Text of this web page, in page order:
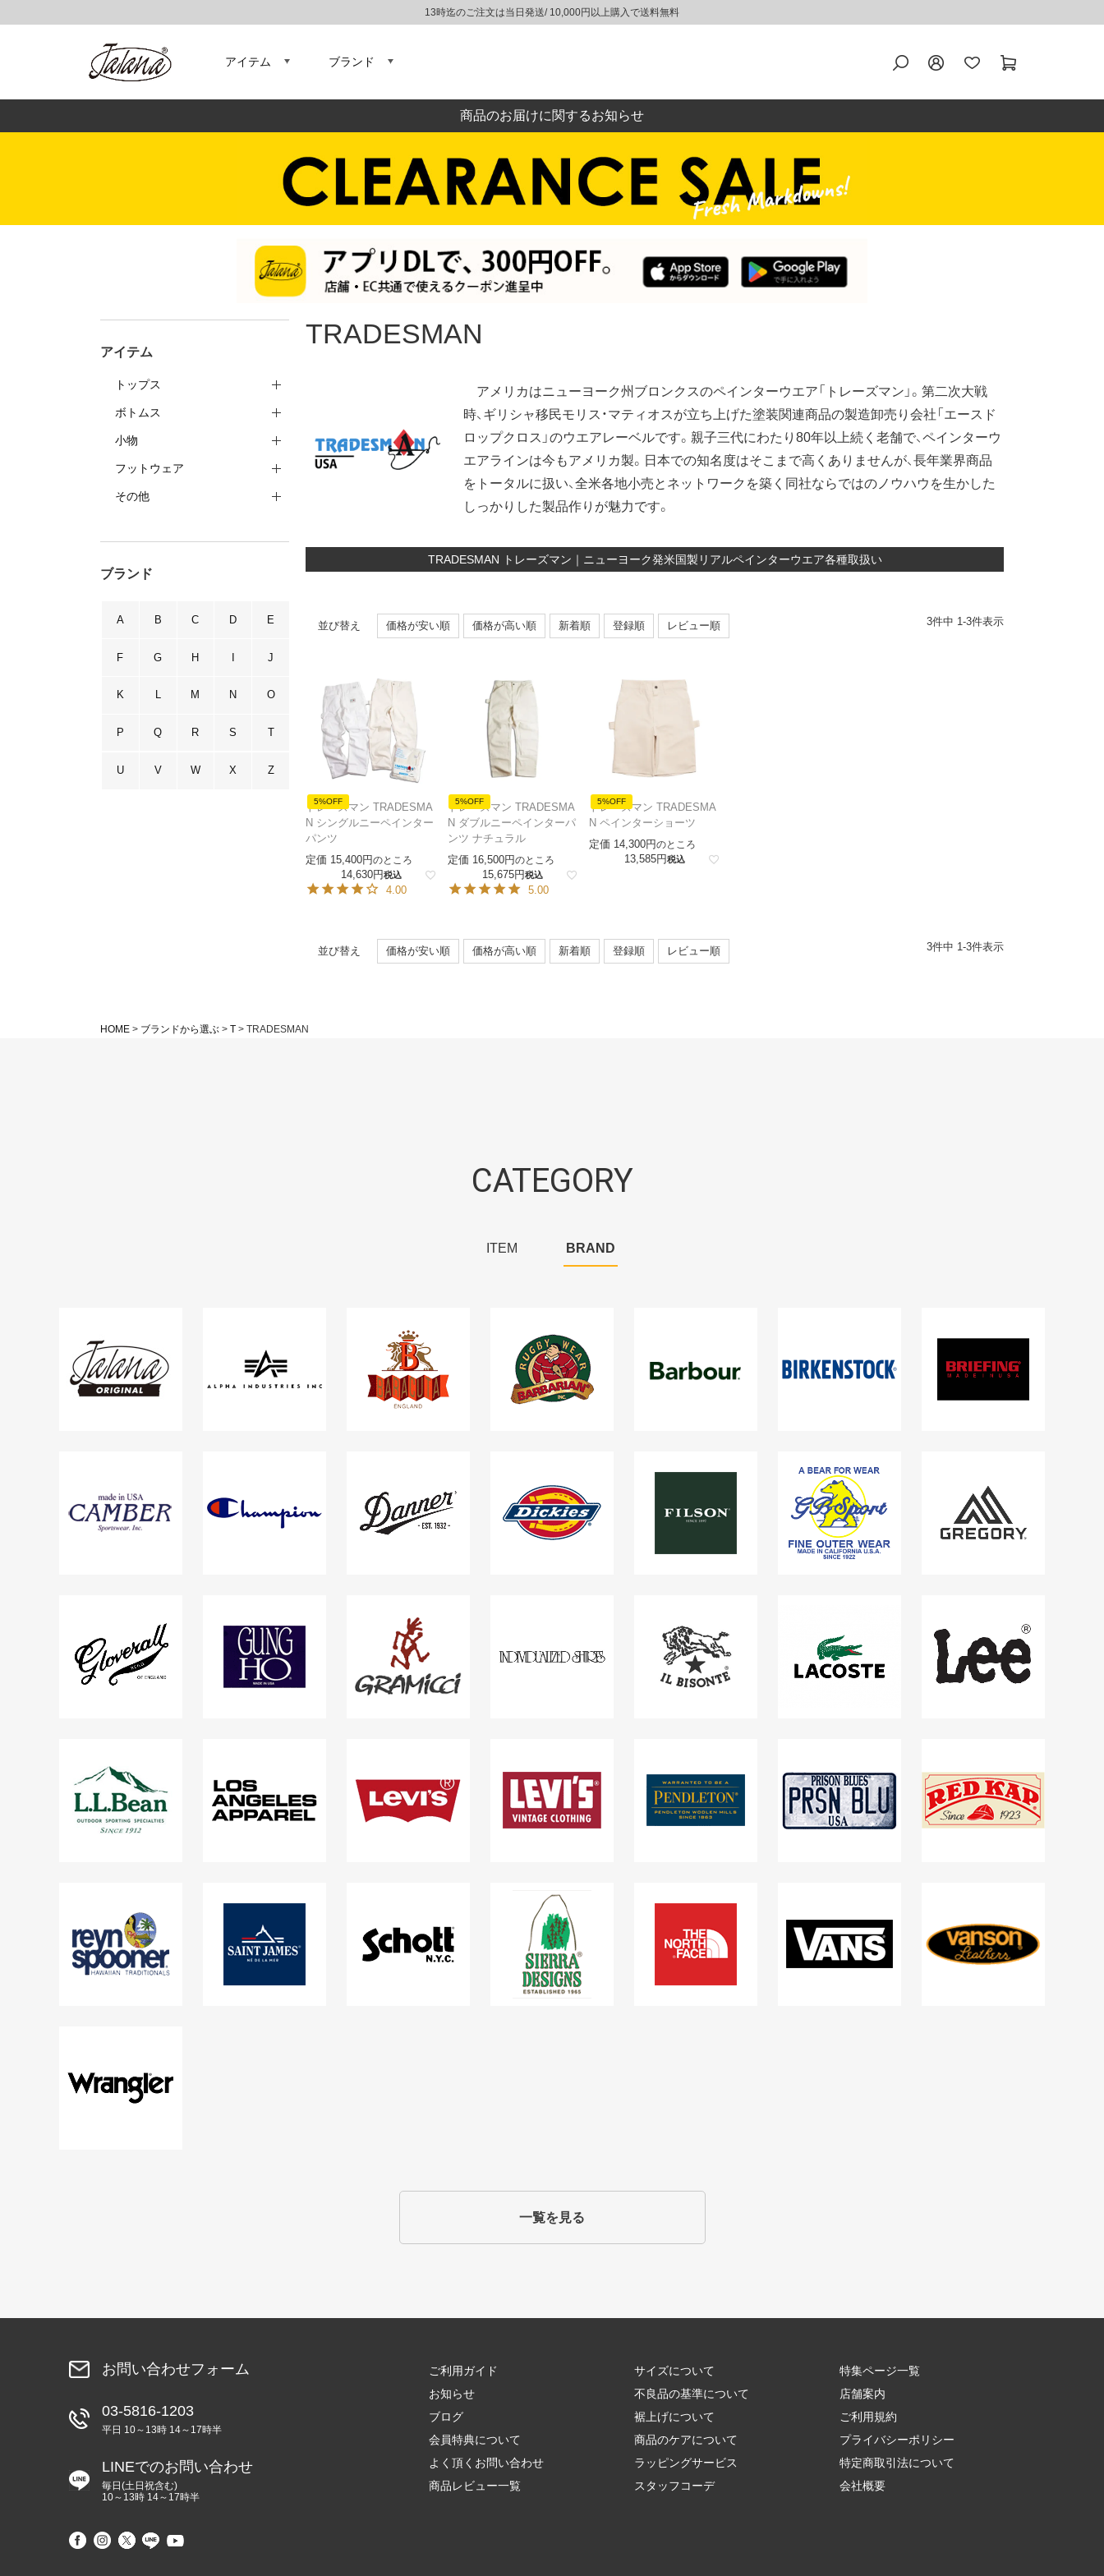
13時迄のご注文は当日発送/ 10,000円以上購入で送料無料
アイテム ブランド
商品のお届けに関するお知らせ
アイテム
トップス
ボトムス
小物
フットウェア
その他
ブランド
A B C D E
F G H I J
K L M N O
P Q R S T
U V W X Z
TRADESMAN
アメリカはニューヨーク州ブロンクスのペインターウエア「トレーズマン」。第二次大戦
時、ギリシャ移民モリス・マティオスが立ち上げた塗装関連商品の製造卸売り会社「エースド
ロップクロス」のウエアレーベルです。親子三代にわたり80年以上続く老舗で、ペインターウ
エアラインは今もアメリカ製。日本での知名度はそこまで高くありませんが、長年業界商品
をトータルに扱い、全米各地小売とネットワークを築く同社ならではのノウハウを生かした
しっかりした製品作りが魅力です。
TRADESMAN トレーズマン｜ニューヨーク発米国製リアルペインターウエア各種取扱い
並び替え 価格が安い順 価格が高い順 新着順 登録順 レビュー順 3件中 1-3件表示
5%OFF
トレーズマン TRADESMA
N シングルニーペインター
パンツ
定価 15,400 のところ
14,630 税込
4.00
5%OFF
トレーズマン TRADESMA
N ダブルニーペインターパ
ンツ ナチュラル
定価 16,500 のところ
15,675 税込
5.00
5%OFF
トレーズマン TRADESMA
N ペインターショーツ
定価 14,300 のところ
13,585 税込
並び替え 価格が安い順 価格が高い順 新着順 登録順 レビュー順 3件中 1 -3件表示
HOME ブランドから選ぶ T TRADESMAN
CATEGORY
ITEM BRAND
一覧を見る
お問い合わせフォーム
03-5816-1203
平日 10～13時 14～17時半
LINEでのお問い合わせ
毎日(土日祝含む)
10～13時 14～17時半
ご利用ガイド
お知らせ
ブログ
会員特典について
よく頂くお問い合わせ
商品レビュー一覧
サイズについて
不良品の基準について
裾上げについて
商品のケアについて
ラッピングサービス
スタッフコーデ
特集ページ一覧
店舗案内
ご利用規約
プライバシーポリシー
特定商取引法について
会社概要